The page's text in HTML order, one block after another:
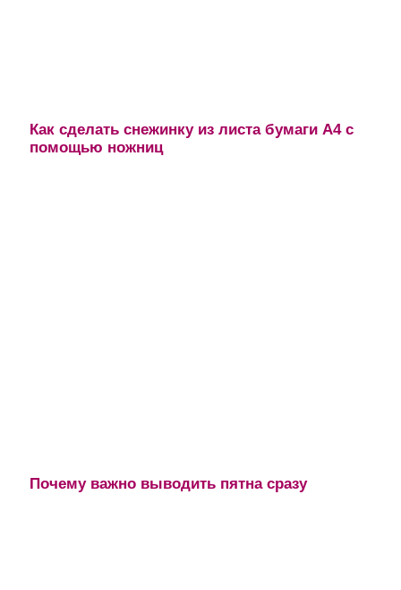
Как сделать снежинку из листа бумаги А4 с
помощью ножниц
Почему важно выводить пятна сразу